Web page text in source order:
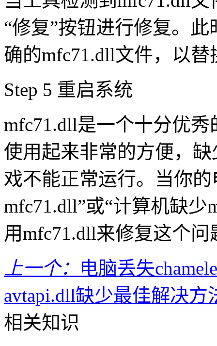
“修复”按钮进行修复。
确的mfc71.dll文件，以
Step 5 重启系统
mfc71.dll是一个十分优
使用起来非常的方便，
戏不能正常运行。当你
mfc71.dll”或“计算机缺
用mfc71.dll来修复这个问
上一个： 电脑丢失
avtapi.dll缺少最佳解决方
相关知识